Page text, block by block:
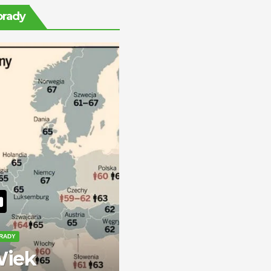
zarobić?